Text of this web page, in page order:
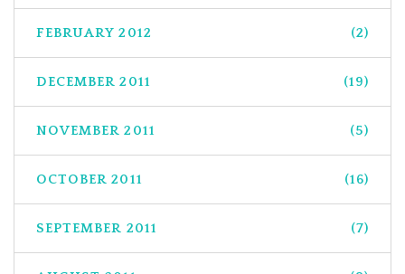
FEBRUARY 2012 (2)
DECEMBER 2011 (19)
NOVEMBER 2011 (5)
OCTOBER 2011 (16)
SEPTEMBER 2011 (7)